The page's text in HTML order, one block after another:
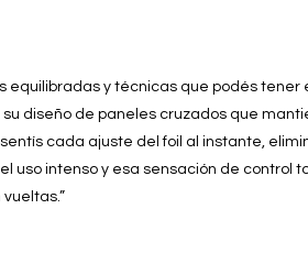
equilibradas y técnicas que podés
diseño de paneles cruzados que
cada ajuste del foil al instante,
uso intenso y esa sensación de